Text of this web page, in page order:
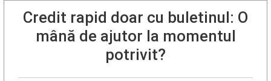
Credit rapid doar cu buletinul: O
mână de ajutor la momentul
potrivit?